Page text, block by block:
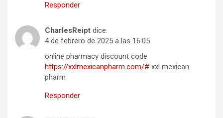
Responder
CharlesReipt dice:
4 de febrero de 2025 a las 16:05
online pharmacy discount code
https://xxlmexicanpharm.com/# xxl mexican
pharm
Responder